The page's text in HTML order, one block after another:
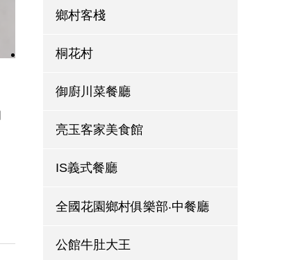
鄉村客棧
桐花村
御廚川菜餐廳
亮玉客家美食館
IS義式餐廳
全國花園鄉村俱樂部‧中餐廳
公館牛肚大王